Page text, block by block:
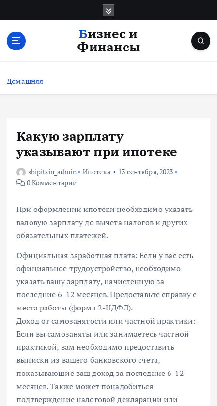
с
Бизнес и
Финансы
Домашняя
Какую зарплату
указывают при ипотеке
shipitsin_admin Ипотека
13 сентября, 2023
0 Комментарии
При оформлении ипотеки необходимо указать
валовую зарплату до вычета налогов и других
обязательных платежей.
Официальная заработная плата: Если у вас есть
официальное трудоустройство, необходимо
указать вашу зарплату, начисленную за
последние 6-12 месяцев. Предоставьте справку с
места работы (форма 2-НДФЛ).
Доход от самозанятости или частной практики:
Если вы самозаняты или занимаетесь частной
практикой, вам необходимо предоставить
выписки из вашего банковского счета,
показывающие ваш доход за последние 6-12
месяцев. Также может понадобиться
подтверждение налоговой декларации или